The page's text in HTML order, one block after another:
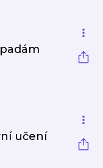
učení